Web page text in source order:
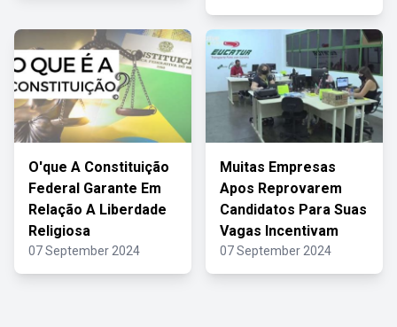
O'que A Constituição
Federal Garante Em
Relação A Liberdade
Religiosa
07 September 2024
Muitas Empresas
Apos Reprovarem
Candidatos Para Suas
Vagas Incentivam
07 September 2024